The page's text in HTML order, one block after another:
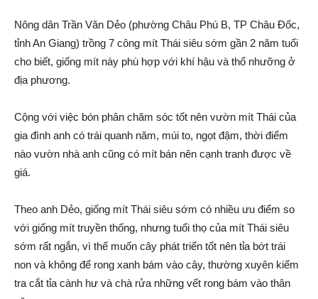
Nông dân Trần Văn Dẻo (phường Châu Phú B, TP Châu Đốc,
tỉnh An Giang) trồng 7 công mít Thái siêu sớm gần 2 năm tuổi
cho biết, giống mít này phù hợp với khí hậu và thổ nhưỡng ở
địa phương.
Cộng với việc bón phân chăm sóc tốt nên vườn mít Thái của
gia đình anh có trái quanh năm, múi to, ngọt đậm, thời điểm
nào vườn nhà anh cũng có mít bán nên cạnh tranh được về
giá.
Theo anh Dẻo, giống mít Thái siêu sớm có nhiều ưu điểm so
với giống mít truyền thống, nhưng tuổi thọ của mít Thái siêu
sớm rất ngắn, vì thế muốn cây phát triển tốt nên tỉa bớt trái
non và không để rong xanh bám vào cây, thường xuyên kiểm
tra cắt tỉa cành hư và chà rửa những vết rong bám vào thâ‌n